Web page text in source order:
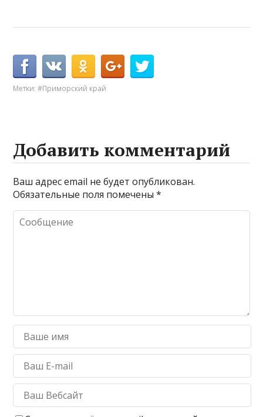
Метки:#Приморский край
Добавить комментарий
Ваш адрес email не будет опубликован.
Обязательные поля помечены*